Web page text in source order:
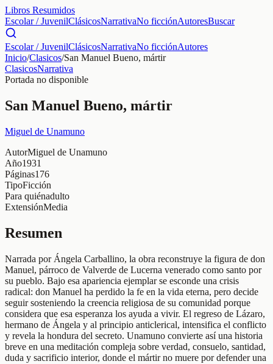
Libros Resumidos
Escolar / JuvenilClásicosNarrativaNo ficciónAutoresBuscar
Escolar / JuvenilClásicosNarrativaNo ficciónAutores
Inicio/Clasicos/San Manuel Bueno, mártir
ClasicosNarrativa
Portada no disponible
San Manuel Bueno, mártir
Miguel de Unamuno
AutorMiguel de Unamuno
Año1931
Páginas176
TipoFicción
Para quiénadulto
ExtensiónMedia
Resumen
Narrada por Ángela Carballino, la obra reconstruye la figura de don
Manuel, párroco de Valverde de Lucerna venerado como santo por
su pueblo. Bajo esa apariencia ejemplar se esconde una crisis
radical: don Manuel ha perdido la fe en la vida eterna, pero decide
seguir sosteniendo la creencia religiosa de su comunidad porque
considera que esa esperanza los ayuda a vivir. El regreso de Lázaro,
hermano de Ángela y al principio anticlerical, intensifica el conflicto
y revela la hondura del secreto. Unamuno convierte así una historia
breve en una meditación compleja sobre verdad, consuelo, santidad,
duda y sacrificio interior, donde el mártir no muere por defender una